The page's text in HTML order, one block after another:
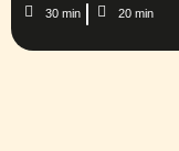
30 min 20 min